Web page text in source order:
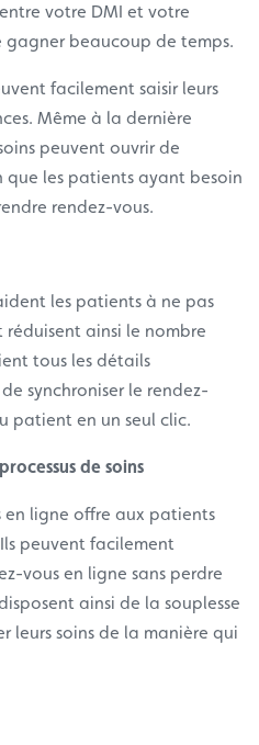
votre DMI et votre
beaucoup de temps.
facilement saisir leurs
Même à la dernière
peuvent ouvrir de
les patients ayant besoin
rendez-vous.
les patients à ne pas
ainsi le nombre
tous les détails
synchroniser le rendez-
patient en un seul clic.
de soins
ligne offre aux patients
peuvent facilement
vous en ligne sans perdre
ainsi de la souplesse
leurs soins de la manière qui